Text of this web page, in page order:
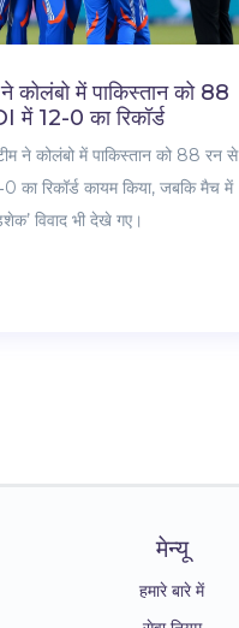
ने कोलंबो में पाकिस्तान को 88
में 12-0 का रिकॉर्ड
ने कोलंबो में पाकिस्तान को 88 रन से
का रिकॉर्ड कायम किया, जबकि मैच में
विवाद भी देखे गए।
मेन्यू
हमारे बारे में